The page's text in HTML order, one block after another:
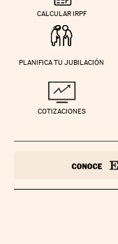
CALCULAR IRPF
PLANIFICA TU JUBILACIÓN
COTIZACIONES